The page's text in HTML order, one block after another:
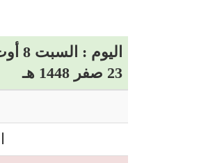
اليوم : السبت 8 أوت 2026 م
23 صفر 1448 هـ